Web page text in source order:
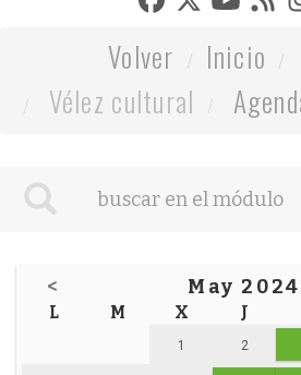
Volver Inicio
Vélez cultural
< May 2024
L M X J
1 2